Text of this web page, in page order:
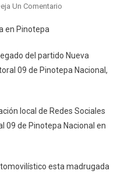
Un ComentarioEn
Nueva
Alianza
en Pinotepa
del partido Nueva
09 de Pinotepa Nacional,
local de Redes Sociales
09 de Pinotepa Nacional en
esta madrugada